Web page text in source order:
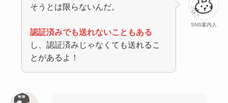
SNS案内人
そうとは限らないんだ。
認証済みでも送れないこともある
し、認証済みじゃなくても送れるこ
とがあるよ！